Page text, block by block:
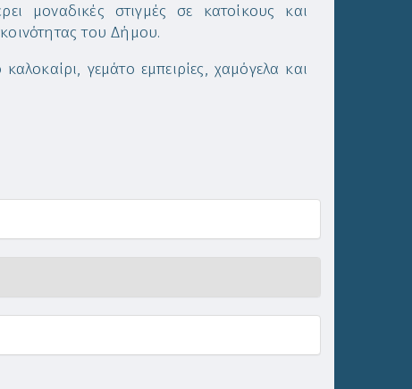
μοναδικές στιγμές σε κατοίκους και
του Δήμου.
γεμάτο εμπειρίες, χαμόγελα και